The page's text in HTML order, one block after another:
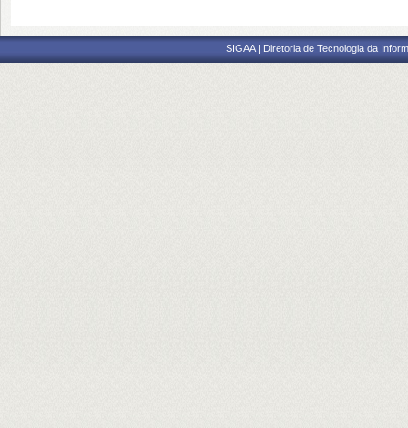
SIGAA | Diretoria de Tecnologia da